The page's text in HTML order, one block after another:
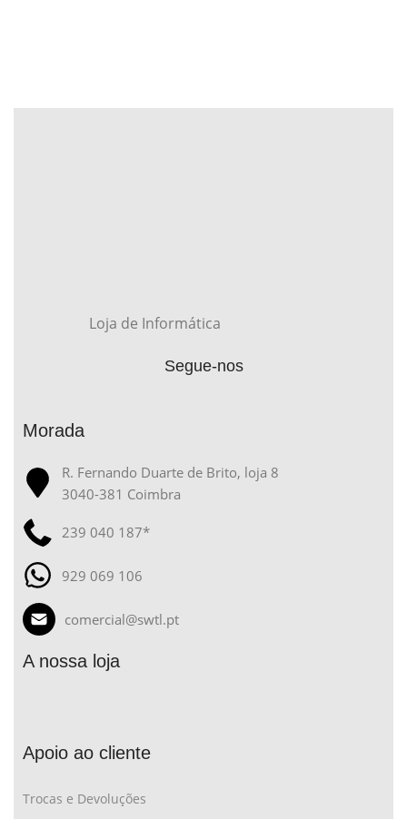
Loja de Informática
Segue-nos
Morada
R. Fernando Duarte de Brito, loja 8
3040-381 Coimbra
239 040 187*
929 069 106
comercial@swtl.pt
A nossa loja
Apoio ao cliente
Trocas e Devoluções